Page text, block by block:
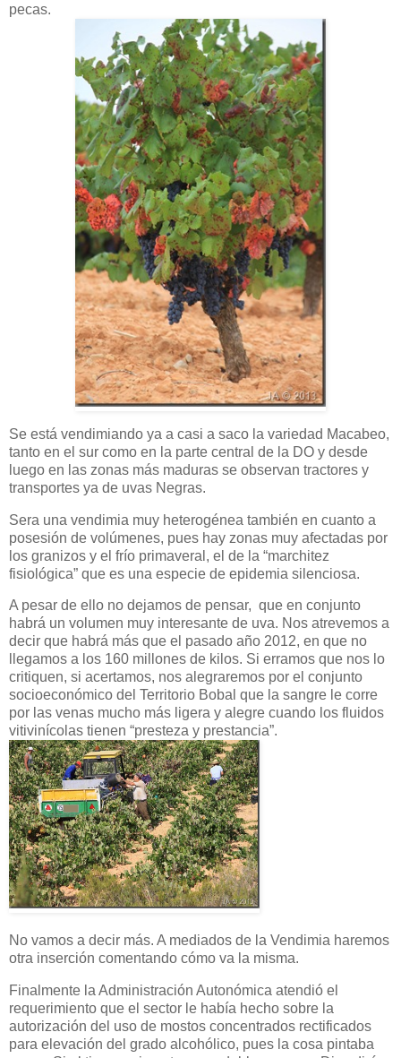
pecas.
Se está vendimiando ya a casi a saco la variedad Macabeo,
tanto en el sur como en la parte central de la DO y desde
luego en las zonas más maduras se observan tractores y
transportes ya de uvas Negras.
Sera una vendimia muy heterogénea también en cuanto a
posesión de volúmenes, pues hay zonas muy afectadas por
los granizos y el frío primaveral, el de la “marchitez
fisiológica” que es una especie de epidemia silenciosa.
A pesar de ello no dejamos de pensar, que en conjunto
habrá un volumen muy interesante de uva. Nos atrevemos a
decir que habrá más que el pasado año 2012, en que no
llegamos a los 160 millones de kilos. Si erramos que nos lo
critiquen, si acertamos, nos alegraremos por el conjunto
socioeconómico del Territorio Bobal que la sangre le corre
por las venas mucho más ligera y alegre cuando los fluidos
vitivinícolas tienen “presteza y prestancia”.
No vamos a decir más. A mediados de la Vendimia haremos
otra inserción comentando cómo va la misma.
Finalmente la Administración Autonómica atendió el
requerimiento que el sector le había hecho sobre la
autorización del uso de mostos concentrados rectificados
para elevación del grado alcohólico, pues la cosa pintaba